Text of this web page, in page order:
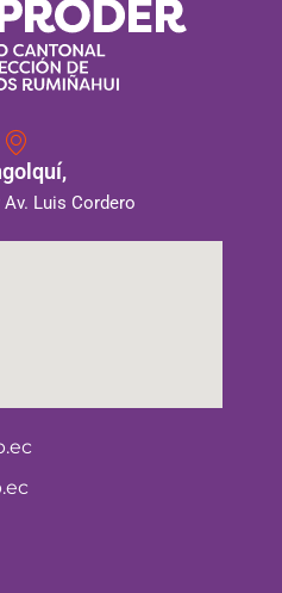
Av. Luis Cordero